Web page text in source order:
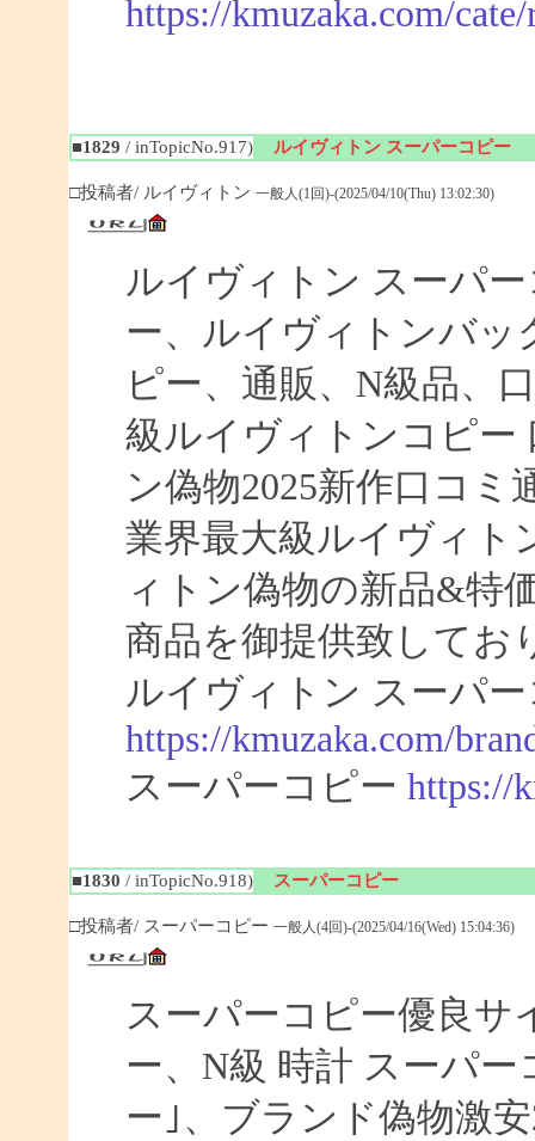
https://kmuzaka.com/
■1829 / inTopicNo.917) ルイヴィトン スーパーコピー
□投稿者/ ルイヴィトン 一般人(1回)-(2025/04/10(Thu) 13:02:30)
ルイヴィトン スーパ
ー、ルイヴィトンバ
ピー、通販、N級品、
級ルイヴィトンコピー
ン偽物2025新作口コ
業界最大級ルイヴィト
ィトン偽物の新品&特
商品を御提供致してお
ルイヴィトン スーパ
https://kmuzaka.com/
スーパーコピー https://
■1830 / inTopicNo.918) スーパーコピー
□投稿者/ スーパーコピー 一般人(4回)-(2025/04/16(Wed) 15:04:36)
スーパーコピー優良サ
ー、N級 時計 スーパ
ー｣、ブランド偽物激